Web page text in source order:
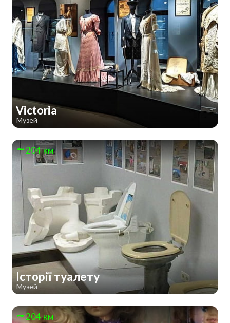
Victoria
Музей
204 км
Історії туалету
Музей
204 км